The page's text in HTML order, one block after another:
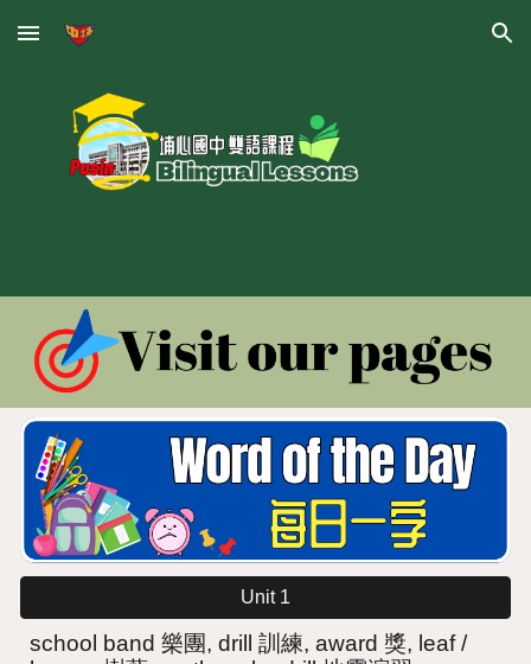
Skip to main content Skip to navigation
Unit 1
school band 樂團, drill 訓練, award 獎, leaf /